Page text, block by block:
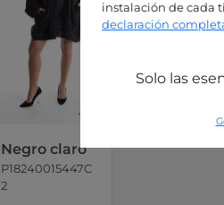
instalación de cada
declaración
Solo las
Negro claro
P18240015447C
2